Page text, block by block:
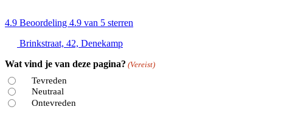
4.9 Beoordeling 4.9 van 5 sterren
Brinkstraat, 42, Denekamp
Wat vind je van deze pagina? (Vereist)
Tevreden
Neutraal
Ontevreden